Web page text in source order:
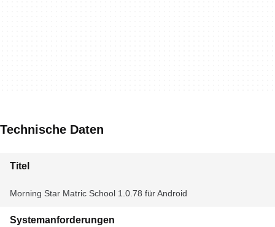
Technische Daten
Titel
Morning Star Matric School 1.0.78 für Android
Systemanforderungen